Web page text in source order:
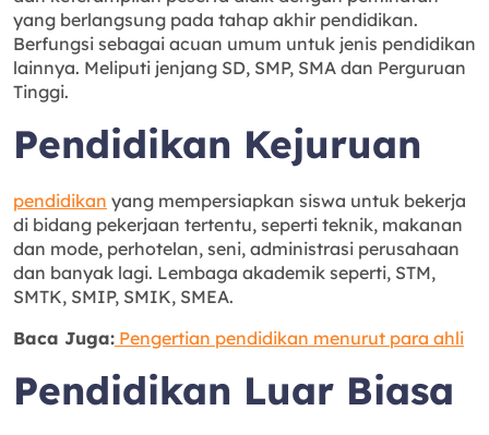
yang berlangsung pada tahap akhir pendidikan.
Berfungsi sebagai acuan umum untuk jenis pendidikan
lainnya. Meliputi jenjang SD, SMP, SMA dan Perguruan
Tinggi.
Pendidikan Kejuruan
pendidikan yang mempersiapkan siswa untuk bekerja
di bidang pekerjaan tertentu, seperti teknik, makanan
dan mode, perhotelan, seni, administrasi perusahaan
dan banyak lagi. Lembaga akademik seperti, STM,
SMTK, SMIP, SMIK, SMEA.
Baca Juga: Pengertian pendidikan menurut para ahli
Pendidikan Luar Biasa